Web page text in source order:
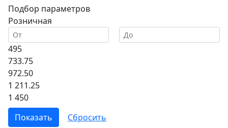
Подбор параметров
Розничная
495
733.75
972.50
1 211.25
1 450